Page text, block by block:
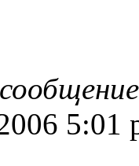
5:01